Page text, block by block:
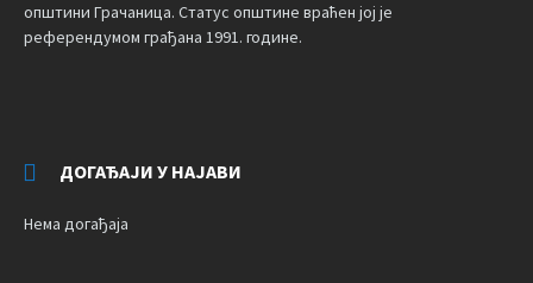
општини Грачаница. Статус општине враћен јој је
референдумом грађана 1991. године.
ДОГАЂАЈИ У НАЈАВИ
Нема догађаја